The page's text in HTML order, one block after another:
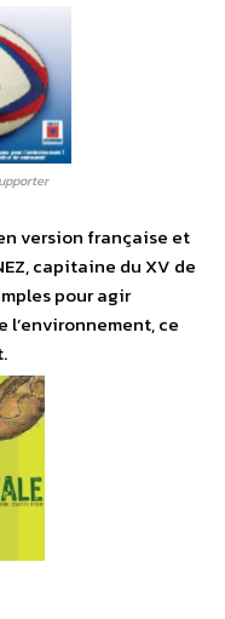
version française et
capitaine du XV de
pour agir
ce